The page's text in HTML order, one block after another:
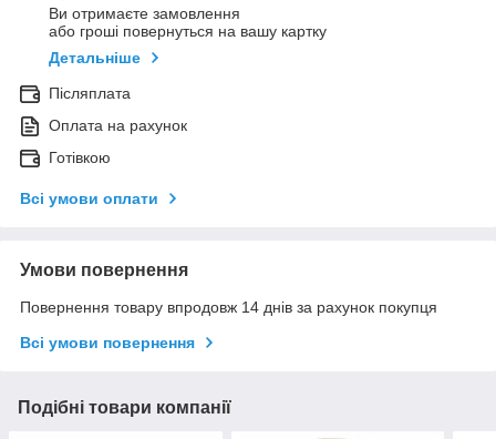
Ви отримаєте замовлення
або гроші повернуться на вашу картку
Детальніше
Післяплата
Оплата на рахунок
Готівкою
Всі умови оплати
Умови повернення
Повернення товару впродовж 14 днів за рахунок покупця
Всі умови повернення
Подібні товари компанії